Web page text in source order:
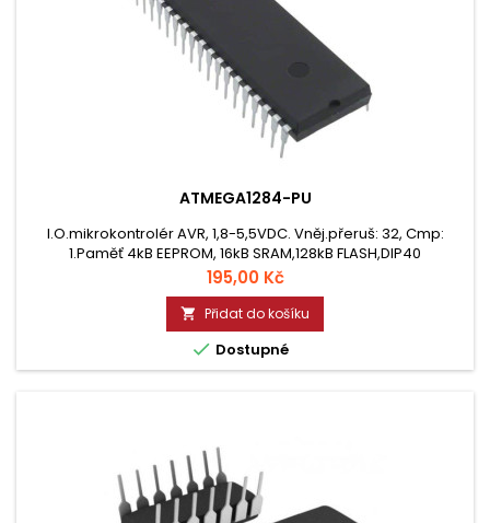
ATMEGA1284-PU
I.O.mikrokontrolér AVR, 1,8-5,5VDC. Vněj.přeruš: 32, Cmp:
1.Paměť 4kB EEPROM, 16kB SRAM,128kB FLASH,DIP40
Cena
195,00 Kč
 Přidat do košíku
 Dostupné